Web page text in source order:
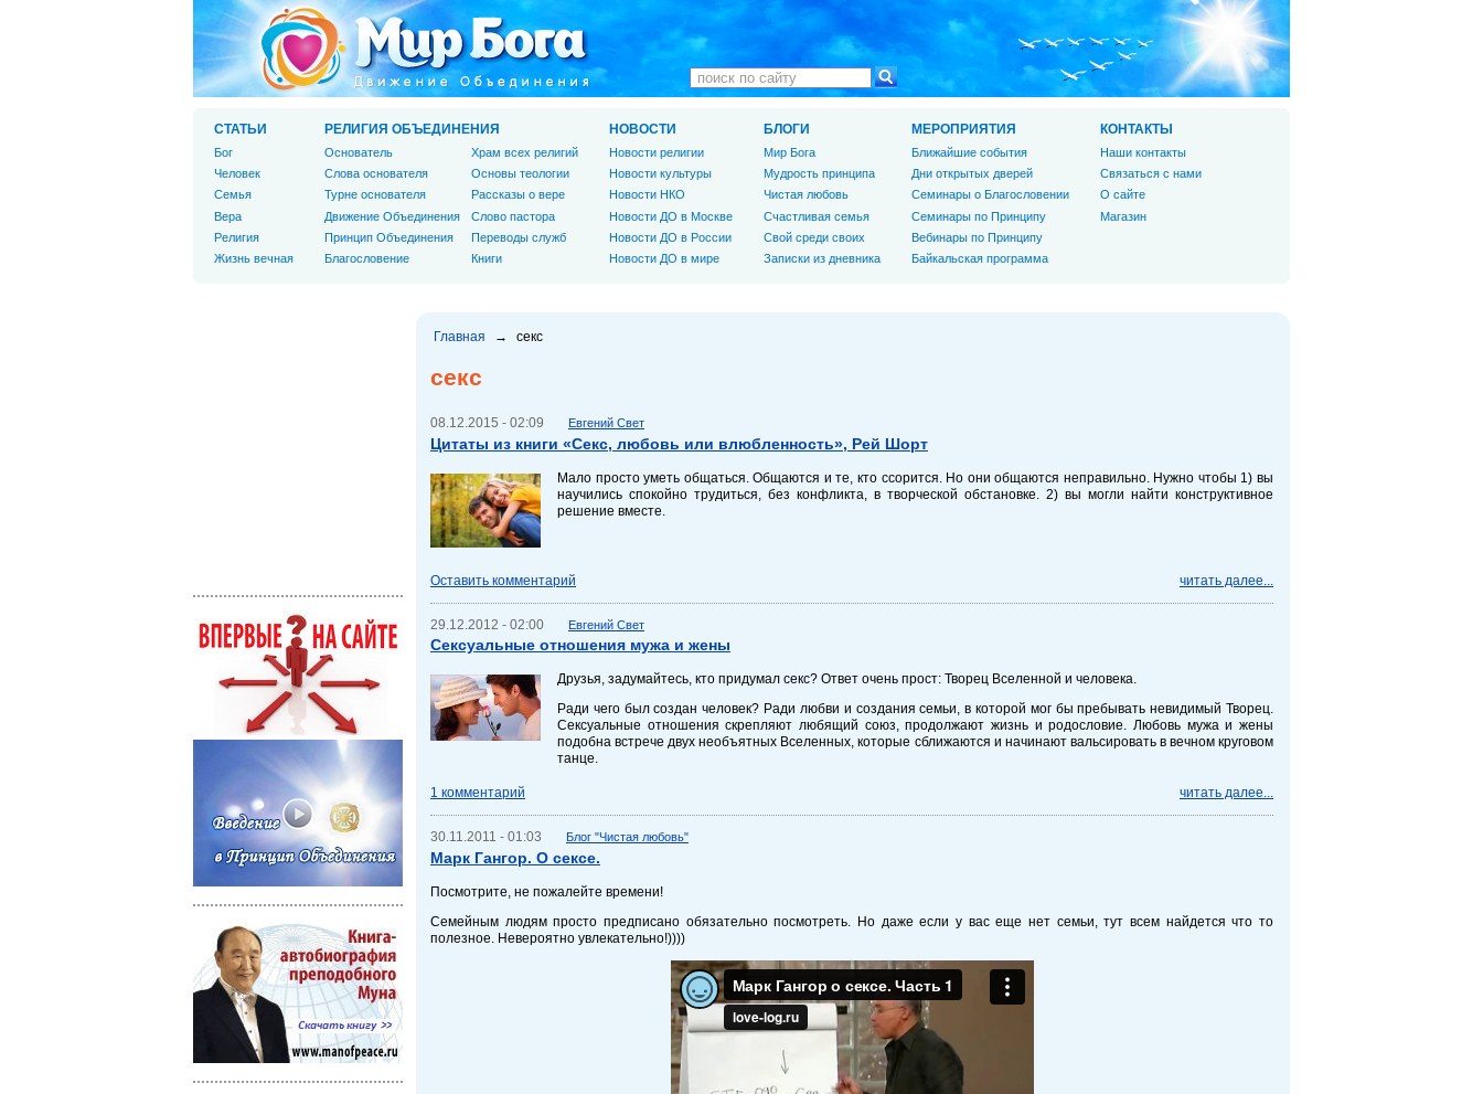
Главная → секс
секс
08.12.2015 - 02:09 Евгений Свет
Цитаты из книги «Секс, любовь или влюбленность», Рей Шорт
Мало просто уметь общаться. Общаются и те, кто ссорится. Но они общаются неправильно. Нужно чтобы 1) вы
научились спокойно трудиться, без конфликта, в творческой обстановке. 2) вы могли найти конструктивное
решение вместе.
читать далее...
Оставить комментарий
29.12.2012 - 02:00 Евгений Свет
Сексуальные отношения мужа и жены
Друзья, задумайтесь, кто придумал секс? Ответ очень прост: Творец Вселенной и человека.
Ради чего был создан человек? Ради любви и создания семьи, в которой мог бы пребывать невидимый Творец.
Сексуальные отношения скрепляют любящий союз, продолжают жизнь и родословие. Любовь мужа и жены
подобна встрече двух необъятных Вселенных, которые сближаются и начинают вальсировать в вечном круговом
танце.
читать далее...
1 комментарий
30.11.2011 - 01:03 Блог "Чистая любовь"
Марк Гангор. О сексе.
Посмотрите, не пожалейте времени!
Семейным людям просто предписано обязательно посмотреть. Но даже если у вас еще нет семьи, тут всем найдется что то
полезное. Невероятно увлекательно!))))
СТАТЬИ
Бог
Человек
Cемья
Вера
Религия
Жизнь вечная
РЕЛИГИЯ ОБЪЕДИНЕНИЯ
Основатель
Слова основателя
Турне основателя
Движение Объединения
Принцип Объединения
Благословение
Храм всех религий
Основы теологии
Рассказы о вере
Слово пастора
Переводы служб
Книги
НОВОСТИ
Новости религии
Новости культуры
Новости НКО
Новости ДО в Москве
Новости ДО в России
Новости ДО в мире
БЛОГИ
Мир Бога
Мудрость принципа
Чистая любовь
Счастливая семья
Свой среди своих
Записки из дневника
МЕРОПРИЯТИЯ
Ближайшие события
Дни открытых дверей
Семинары о Благословении
Семинары по Принципу
Вебинары по Принципу
Байкальская программа
КОНТАКТЫ
Наши контакты
Связаться с нами
О сайте
Магазин